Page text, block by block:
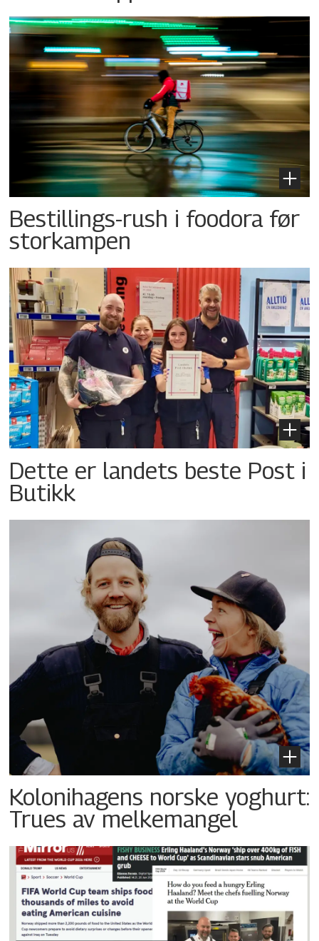
Bestillings-rush i foodora før
storkampen
Dette er landets beste Post i
Butikk
Kolonihagens norske yoghurt:
Trues av melkemangel